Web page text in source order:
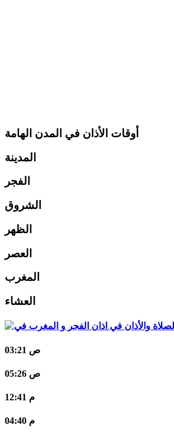
أوقات الأذان في المدن الهامة
المدينة
الفجر
الشروق
الظهر
العصر
المغرب
العشاء
03:21 ص
05:26 ص
12:41 م
04:40 م